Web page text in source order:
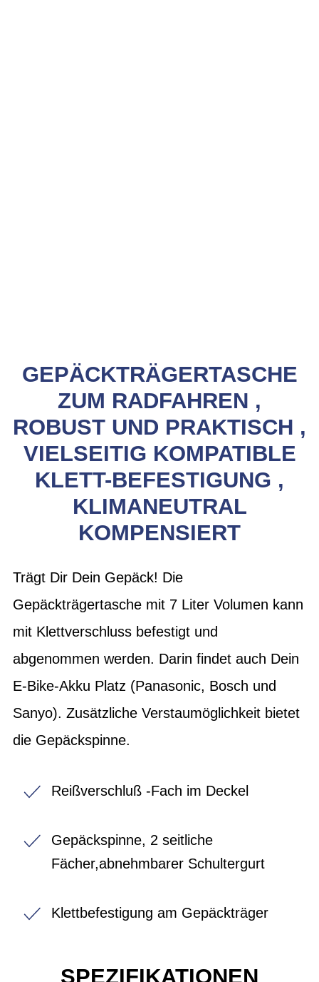
GEPÄCKTRÄGERTASCHE
ZUM RADFAHREN ,
ROBUST UND PRAKTISCH ,
VIELSEITIG KOMPATIBLE
KLETT-BEFESTIGUNG ,
KLIMANEUTRAL
KOMPENSIERT
Trägt Dir Dein Gepäck! Die
Gepäckträgertasche mit 7 Liter Volumen kann
mit Klettverschluss befestigt und
abgenommen werden. Darin findet auch Dein
E-Bike-Akku Platz (Panasonic, Bosch und
Sanyo). Zusätzliche Verstaumöglichkeit bietet
die Gepäckspinne.
Reißverschluß -Fach im Deckel
Gepäckspinne, 2 seitliche
Fächer,abnehmbarer Schultergurt
Klettbefestigung am Gepäckträger
SPEZIFIKATIONEN